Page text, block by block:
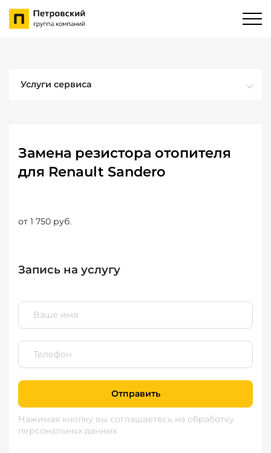
Услуги сервиса
Замена резистора отопителя
для Renault Sandero
от 1 750 руб.
Запись на услугу
Отправить
Нажимая кнопку вы соглашаетесь на обработку
персональных данных